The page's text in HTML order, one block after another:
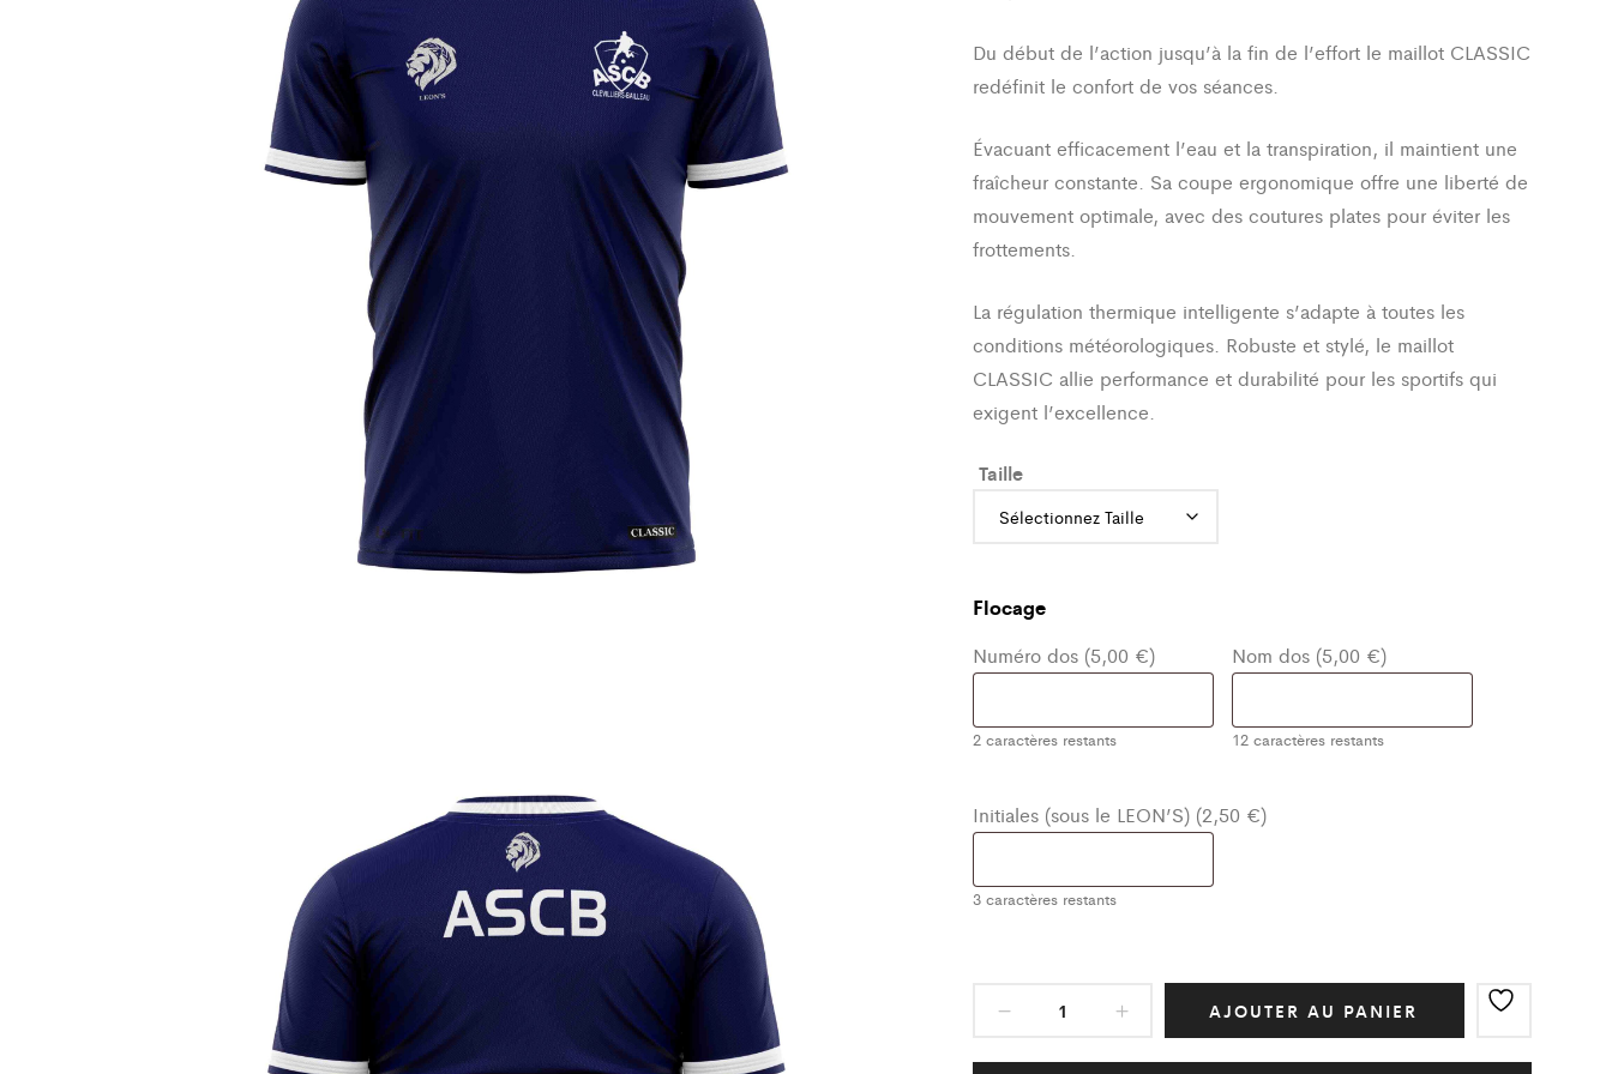
Du début de l’action jusqu’à la fin de l’effort le maillot CLASSIC
redéfinit le confort de vos séances.
Évacuant efficacement l’eau et la transpiration, il maintient une
fraîcheur constante. Sa coupe ergonomique offre une liberté de
mouvement optimale, avec des coutures plates pour éviter les
frottements.
La régulation thermique intelligente s’adapte à toutes les
conditions météorologiques. Robuste et stylé, le maillot
CLASSIC allie performance et durabilité pour les sportifs qui
exigent l’excellence.
Taille
Flocage
Numéro dos (5,00 €)
2caractères restants
Nom dos (5,00 €)
12caractères restants
Initiales (sous le LEON’S) (2,50 €)
3caractères restants
Maillot
Bleu
AJOUTER AU PANIER